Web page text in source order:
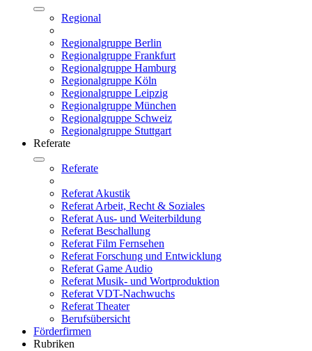
Regional
Regionalgruppe Berlin
Regionalgruppe Frankfurt
Regionalgruppe Hamburg
Regionalgruppe Köln
Regionalgruppe Leipzig
Regionalgruppe München
Regionalgruppe Schweiz
Regionalgruppe Stuttgart
Referate
Referate
Referat Akustik
Referat Arbeit, Recht & Soziales
Referat Aus- und Weiterbildung
Referat Beschallung
Referat Film Fernsehen
Referat Forschung und Entwicklung
Referat Game Audio
Referat Musik- und Wortproduktion
Referat VDT-Nachwuchs
Referat Theater
Berufsübersicht
Förderfirmen
Rubriken